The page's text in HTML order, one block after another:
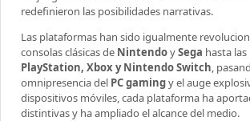
redefinieron las posibilidades narrativas.
Las plataformas han sido igualmente
consolas clásicas de NintendoySega hasta
PlayStation, Xbox y Nintendo Switch,
omnipresencia del PC gamingy el auge
dispositivos móviles, cada plataforma ha
distintivas y ha ampliado el alcance del medio.